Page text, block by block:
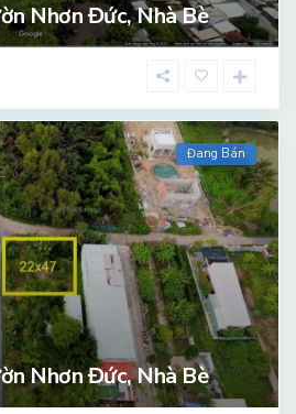
Nhơn Đức, Nhà Bè
Đang Bán
Nhơn Đức, Nhà Bè